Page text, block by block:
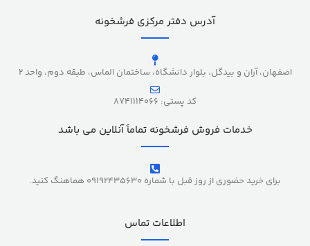
آدرس دفتر مرکزی فرشخونه
اصفهان، آران و بیدگل، بلوار دانشگاه، ساختمان الماس، طبقه دوم، واحد 2
کد پستی: 8741114066
خدمات فروش فرشخونه تماماً آنلاین می باشد
برای خرید حضوری از روز قبل با شماره 09192435630 هماهنگ کنید.
اطلاعات تماس